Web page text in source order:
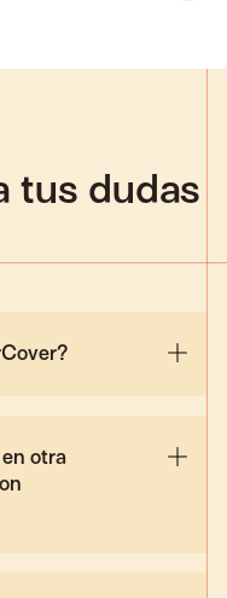
tus dudas
otra